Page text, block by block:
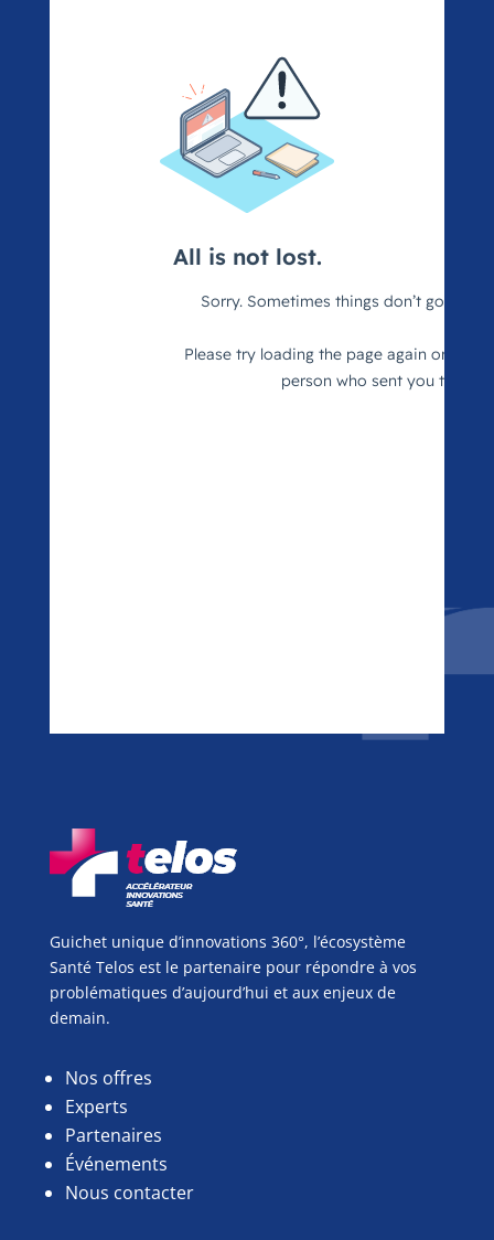
Guichet unique d’innovations 360°, l’écosystème
Santé Telos est le partenaire pour répondre à vos
problématiques d’aujourd’hui et aux enjeux de
demain.
Nos offres
Experts
Partenaires
Événements
Nous contacter